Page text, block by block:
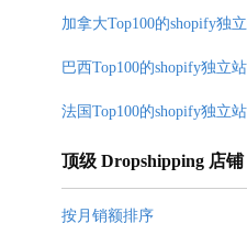
加拿大Top100的shopify独
巴西Top100的shopify独立站
法国Top100的shopify独立站
顶级 Dropshipping 店铺
按月销额排序